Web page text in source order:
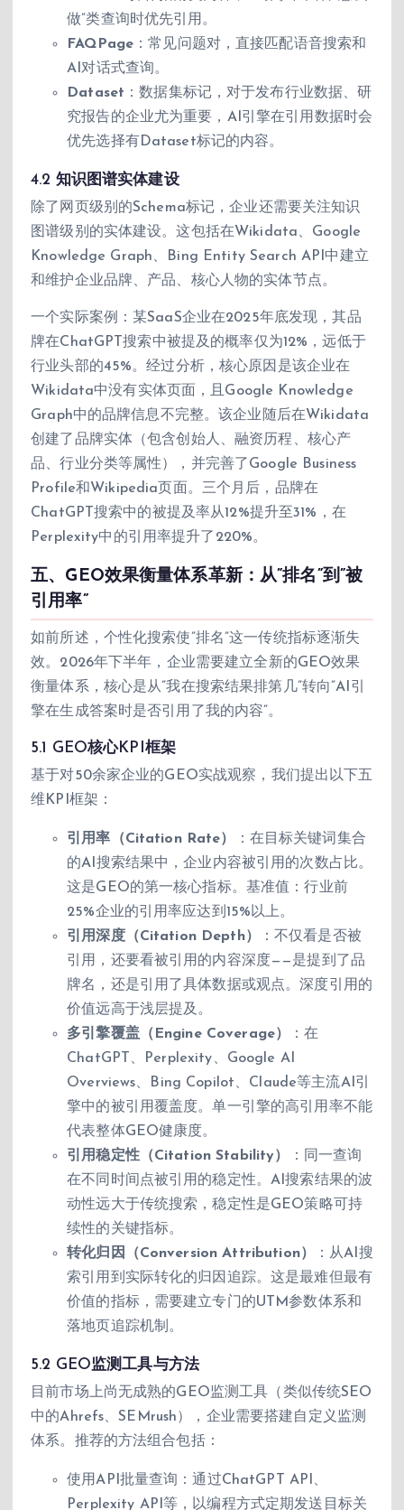
做”类查询时优先引用。
FAQPage ：常见问题对，直接匹配语音搜索和
AI对话式查询。
Dataset ：数据集标记，对于发布行业数据、研
究报告的企业尤为重要，AI引擎在引用数据时会
优先选择有Dataset标记的内容。
4.2 知识图谱实体建设
除了网页级别的Schema标记，企业还需要关注知识
图谱级别的实体建设。这包括在Wikidata、Google
Knowledge Graph、Bing Entity Search API中建立
和维护企业品牌、产品、核心人物的实体节点。
一个实际案例：某SaaS企业在2025年底发现，其品
牌在ChatGPT搜索中被提及的概率仅为12%，远低于
行业头部的45%。经过分析，核心原因是该企业在
Wikidata中没有实体页面，且Google Knowledge
Graph中的品牌信息不完整。该企业随后在Wikidata
创建了品牌实体（包含创始人、融资历程、核心产
品、行业分类等属性），并完善了Google Business
Profile和Wikipedia页面。三个月后，品牌在
ChatGPT搜索中的被提及率从12%提升至31%，在
Perplexity中的引用率提升了220%。
五、GEO效果衡量体系革新：从”排名”到”被
引用率”
如前所述，个性化搜索使”排名”这一传统指标逐渐失
效。2026年下半年，企业需要建立全新的GEO效果
衡量体系，核心是从”我在搜索结果排第几”转向”AI引
擎在生成答案时是否引用了我的内容”。
5.1 GEO核心KPI框架
基于对50余家企业的GEO实战观察，我们提出以下五
维KPI框架：
引用率（Citation Rate）
：在目标关键词集合
的AI搜索结果中，企业内容被引用的次数占比。
这是GEO的第一核心指标。基准值：行业前
25%企业的引用率应达到15%以上。
引用深度（Citation Depth）
：不仅看是否被
引用，还要看被引用的内容深度——是提到了品
牌名，还是引用了具体数据或观点。深度引用的
价值远高于浅层提及。
多引擎覆盖（Engine Coverage）
：在
ChatGPT、Perplexity、Google AI
Overviews、Bing Copilot、Claude等主流AI引
擎中的被引用覆盖度。单一引擎的高引用率不能
代表整体GEO健康度。
引用稳定性（Citation Stability）
：同一查询
在不同时间点被引用的稳定性。AI搜索结果的波
动性远大于传统搜索，稳定性是GEO策略可持
续性的关键指标。
转化归因（Conversion Attribution）
：从AI搜
索引用到实际转化的归因追踪。这是最难但最有
价值的指标，需要建立专门的UTM参数体系和
落地页追踪机制。
5.2 GEO监测工具与方法
目前市场上尚无成熟的GEO监测工具（类似传统SEO
中的Ahrefs、SEMrush），企业需要搭建自定义监测
体系。推荐的方法组合包括：
使用API批量查询：通过ChatGPT API、
Perplexity API等，以编程方式定期发送目标关